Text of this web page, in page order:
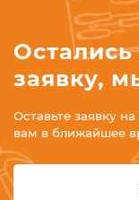
заявку,
Оставьте заявку
вам в ближайшее